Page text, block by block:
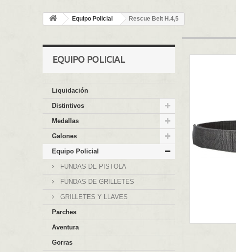
Equipo Policial Rescue Belt H.4,5
EQUIPO POLICIAL
Liquidación
Distintivos
Medallas
Galones
Equipo Policial
FUNDAS DE PISTOLA
FUNDAS DE GRILLETES
GRILLETES Y LLAVES
Parches
Aventura
Gorras